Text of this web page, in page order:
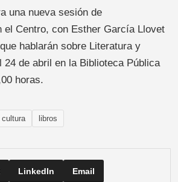
una nueva sesión de
el Centro, con Esther García Llovet
hablarán sobre Literatura y
24 de abril en la Biblioteca Pública
horas.
cultura libros
LinkedIn Email